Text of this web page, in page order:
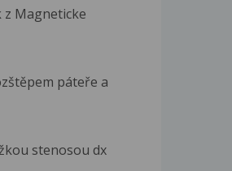
Magneticke
páteře a
stenosou dx